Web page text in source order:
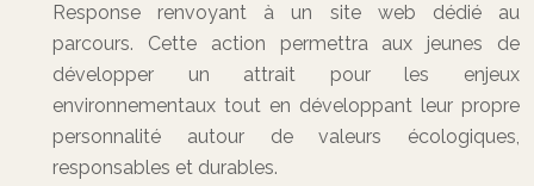
Response renvoyant à un site web dédié au
parcours. Cette action permettra aux jeunes de
développer un attrait pour les enjeux
environnementaux tout en développant leur propre
personnalité autour de valeurs écologiques,
responsables et durables.